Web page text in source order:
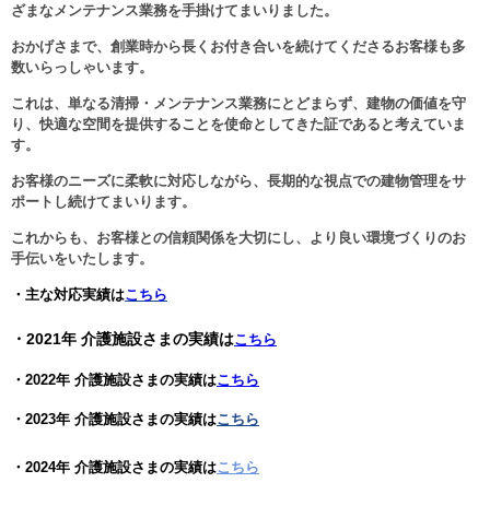
ざまなメンテナンス業務を手掛けてまいりました。
おかげさまで、 創業時から長くお付き合いを続けてくださるお客様も多
数いらっしゃいます。
これは、単なる清掃・メンテナンス業務にとどまらず、 建物の価値を守
り、快適な空間を提供することを使命としてきた証であると考えていま
す。
お客様のニーズに柔軟に対応しながら、 長期的な視点での建物管理をサ
ポート し続けてまいります。
これからも、お客様との信頼関係を大切にし、より良い環境づくりのお
手伝いをいたします。
・主な対応実績はこちら
・2021年 介護施設さまの実績はこちら
・2022年 介護施設さまの実績はこちら
・2023年 介護施設さまの実績はこちら
・2024年 介護施設さまの実績はこちら